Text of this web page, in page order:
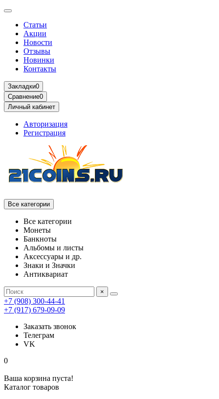
Статьи
Акции
Новости
Отзывы
Новинки
Контакты
Закладки0
Сравнение0
Личный кабинет
Авторизация
Регистрация
Все категории
Все категории
Монеты
Банкноты
Альбомы и листы
Аксессуары и др.
Знаки и Значки
Антиквариат
×
+7 (908) 300-44-41
+7 (917) 679-09-09
Заказать звонок
Телеграм
VK
0
Ваша корзина пуста!
Каталог товаров